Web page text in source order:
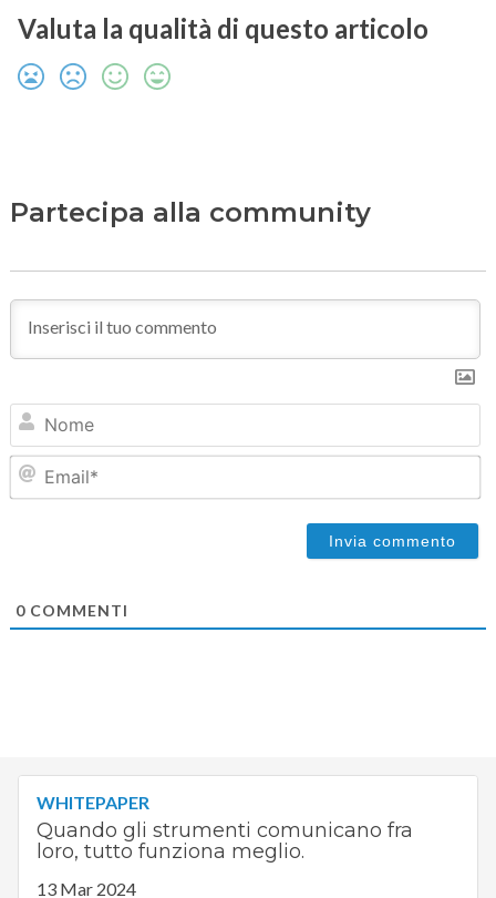
Valuta la qualità di questo articolo
Partecipa alla community
0COMMENTI
WHITEPAPER
Quando gli strumenti comunicano fra
loro, tutto funziona meglio.
13 Mar 2024